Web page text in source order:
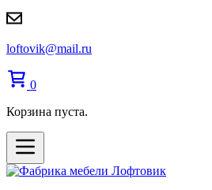
loftovik@mail.ru
0
Корзина пуста.